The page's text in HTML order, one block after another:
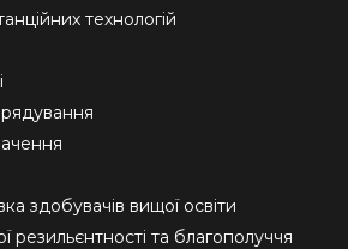
технологій
здобувачів вищої освіти
резильєнтності та благополуччя